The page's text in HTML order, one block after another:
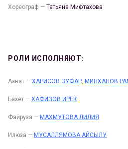
Хореограф — Татьяна Мифтахова
РОЛИ ИСПОЛНЯЮТ:
Азват — ХАРИСОВ ЗУФАР, МИНХАНОВ
Бахет — ХАФИЗОВ ИРЕК
Файруза — МАХМУТОВА ЛИЛИЯ
Илюза — МУСАЛЛЯМОВА АЙСЫЛУ